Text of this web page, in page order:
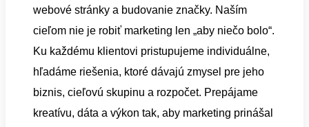
webové stránky a budovanie značky. Naším
cieľom nie je robiť marketing len „aby niečo bolo“.
Ku každému klientovi pristupujeme individuálne,
hľadáme riešenia, ktoré dávajú zmysel pre jeho
biznis, cieľovú skupinu a rozpočet. Prepájame
kreatívu, dáta a výkon tak, aby marketing prinášal